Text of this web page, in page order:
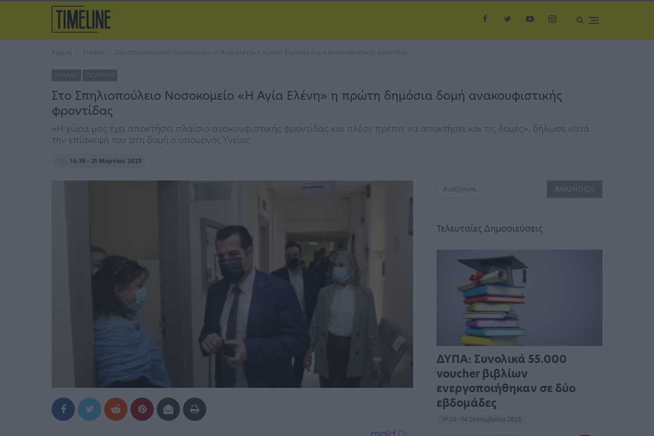
Αρχική Ελλάδα Στο Σπηλιοπούλειο Νοσοκομείο «Η Αγία Ελένη» η πρώτη δημόσια δομή ανακουφιστικής φροντίδας
ΕΛΛΆΔΑ ΠΟΛΙΤΙΚΉ
Στο Σπηλιοπούλειο Νοσοκομείο «Η Αγία Ελένη» η πρώτη δημόσια δομή ανακουφιστικής
φροντίδας
«Η χώρα μας έχει αποκτήσει πλαίσιο ανακουφιστικής φροντίδας και πλέον πρέπει να αποκτήσει και τις δομές», δήλωσε κατά
την επίσκεψή του στη δομή ο υπουργός Υγείας
Στις 16:35 - 21 Μαρτίου 2023
Τελευταίες Δημοσιεύσεις
ΔΥΠΑ: Συνολικά 55.000
voucher βιβλίων
ενεργοποιήθηκαν σε δύο
εβδομάδες
19:53 - 14 Σεπτεμβρίου 2023